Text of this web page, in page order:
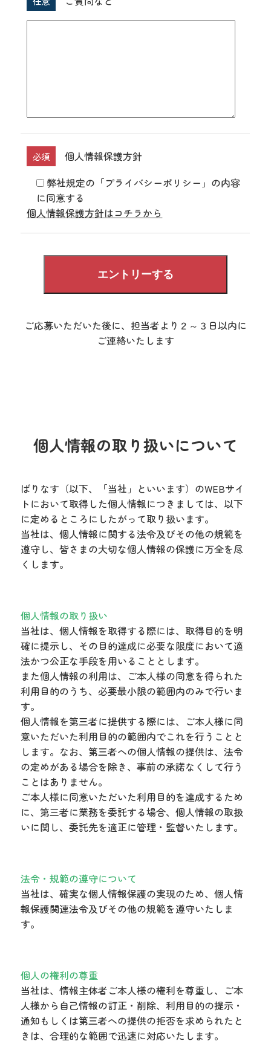
必須
個人情報保護方針
弊社規定の「プライバシーポリシー」の内容
に同意する
個人情報保護方針はコチラから
ご応募いただいた後に、担当者より２～３日以内に
ご連絡いたします
個人情報の取り扱いについて
ばりなす（以下、「当社」といいます）のWEBサイ
トにおいて取得した個人情報につきましては、以下
に定めるところにしたがって取り扱います。
当社は、個人情報に関する法令及びその他の規範を
遵守し、皆さまの大切な個人情報の保護に万全を尽
くします。
個人情報の取り扱い
当社は、個人情報を取得する際には、取得目的を明
確に提示し、その目的達成に必要な限度において適
法かつ公正な手段を用いることとします。
また個人情報の利用は、ご本人様の同意を得られた
利用目的のうち、必要最小限の範囲内のみで行いま
す。
個人情報を第三者に提供する際には、ご本人様に同
意いただいた利用目的の範囲内でこれを行うことと
します。なお、第三者への個人情報の提供は、法令
の定めがある場合を除き、事前の承諾なくして行う
ことはありません。
ご本人様に同意いただいた利用目的を達成するため
に、第三者に業務を委託する場合、個人情報の取扱
いに関し、委託先を適正に管理・監督いたします。
法令・規範の遵守について
当社は、確実な個人情報保護の実現のため、個人情
報保護関連法令及びその他の規範を遵守いたしま
す。
個人の権利の尊重
当社は、情報主体者ご本人様の権利を尊重し、ご本
人様から自己情報の訂正・削除、利用目的の提示・
通知もしくは第三者への提供の拒否を求められたと
きは、合理的な範囲で迅速に対応いたします。